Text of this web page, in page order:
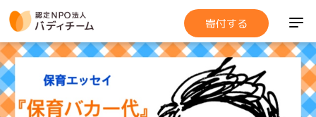
寄付する